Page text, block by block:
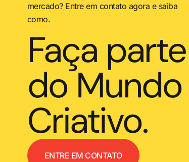
mercado? Entre em contato agora e saiba
como.
Faça parte
do Mundo
Criativo.
ENTRE EM CONTATO